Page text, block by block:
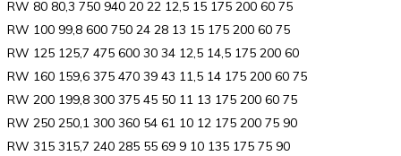
RW 80 80,3 750 940 20 22 12,5 15 175 200 60 75
RW 100 99,8 600 750 24 28 13 15 175 200 60 75
RW 125 125,7 475 600 30 34 12,5 14,5 175 200 60
RW 160 159,6 375 470 39 43 11,5 14 175 200 60 75
RW 200 199,8 300 375 45 50 11 13 175 200 60 75
RW 250 250,1 300 360 54 61 10 12 175 200 75 90
RW 315 315,7 240 285 55 69 9 10 135 175 75 90